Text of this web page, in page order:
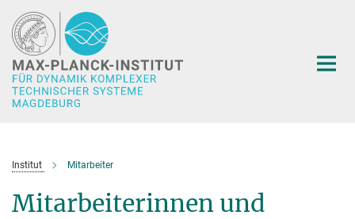
Hauptinhalt
Institut Mitarbeiter
Mitarbeiterinnen und